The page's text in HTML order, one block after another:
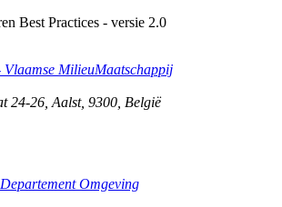
Best Practices - versie 2.0
Vlaamse MilieuMaatschappij
24-26 Aalst, 9300 België
Omgeving